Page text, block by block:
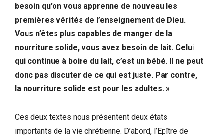
besoin qu’on vous apprenne de nouveau les
premières vérités de l’enseignement de Dieu.
Vous n’êtes plus capables de manger de la
nourriture solide, vous avez besoin de lait. Celui
qui continue à boire du lait, c’est un bébé. Il ne peut
donc pas discuter de ce qui est juste. Par contre,
la nourriture solide est pour les adultes. »
Ces deux textes nous présentent deux états
importants de la vie chrétienne. D’abord, l’Epître de